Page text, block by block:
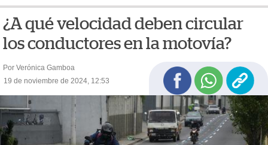
¿A qué velocidad deben circular
los conductores en la motovía?
Por Verónica Gamboa
19 de noviembre de 2024, 12:53